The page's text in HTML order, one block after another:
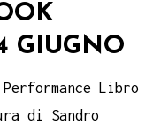
GIUGNO
Performance Libro
di Sandro